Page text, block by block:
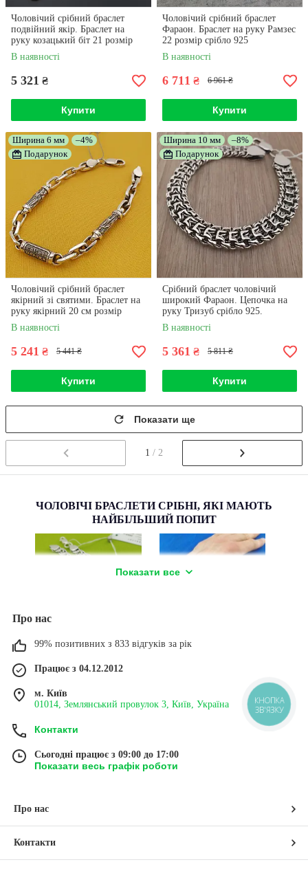
Чоловічий срібний браслет
подвійний якір. Браслет на
руку козацький біт 21 розмір
срібло 925
В наявності
5 321 ₴
Купити
Чоловічий срібний браслет
Фараон. Браслет на руку Рамзес
22 розмір срібло 925
В наявності
6 711 ₴ 6 961 ₴
Купити
Ширина 6 мм
–4%
Подарунок
Чоловічий срібний браслет
якірний зі святими. Браслет на
руку якірний 20 см розмір
срібло 925
В наявності
5 241 ₴ 5 441 ₴
Купити
Ширина 10 мм
–8%
Подарунок
Срібний браслет чоловічий
широкий Фараон. Цепочка на
руку Тризуб срібло 925.
Ширина 10 мм. 20 см
В наявності
5 361 ₴ 5 811 ₴
Купити
Показати ще
1 / 2
ЧОЛОВІЧІ БРАСЛЕТИ СРІБНІ, ЯКІ МАЮТЬ
НАЙБІЛЬШИЙ ПОПИТ
БРАСЛЕТ БІСМАРК ІЗ
ЕКСКЛЮЗИВ!
Виготовлено із срібла 925
КРАСИВИЙ ЧОЛОВІЧИЙ
925
вага
близько 10 г. Виготовлено
Показати все
Про нас
99% позитивних з 833 відгуків за рік
Працює з 04.12.2012
м. Київ
01014, Землянський провулок 3, Київ, Україна
Контакти
Сьогодні працює з 09:00 до 17:00
Показати весь графік роботи
Про нас
Контакти
КНОПКА
ЗВ'ЯЗКУ